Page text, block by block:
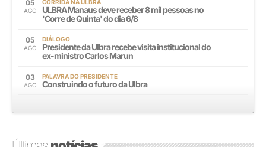
05
AGO
CORRIDA NA ULBRA
ULBRA Manaus deve receber 8 mil pessoas no
'Corre de Quinta' do dia 6/8
05
AGO
DIÁLOGO
Presidente da Ulbra recebe visita institucional do
ex-ministro Carlos Marun
03
AGO
PALAVRA DO PRESIDENTE
Construindo o futuro da Ulbra